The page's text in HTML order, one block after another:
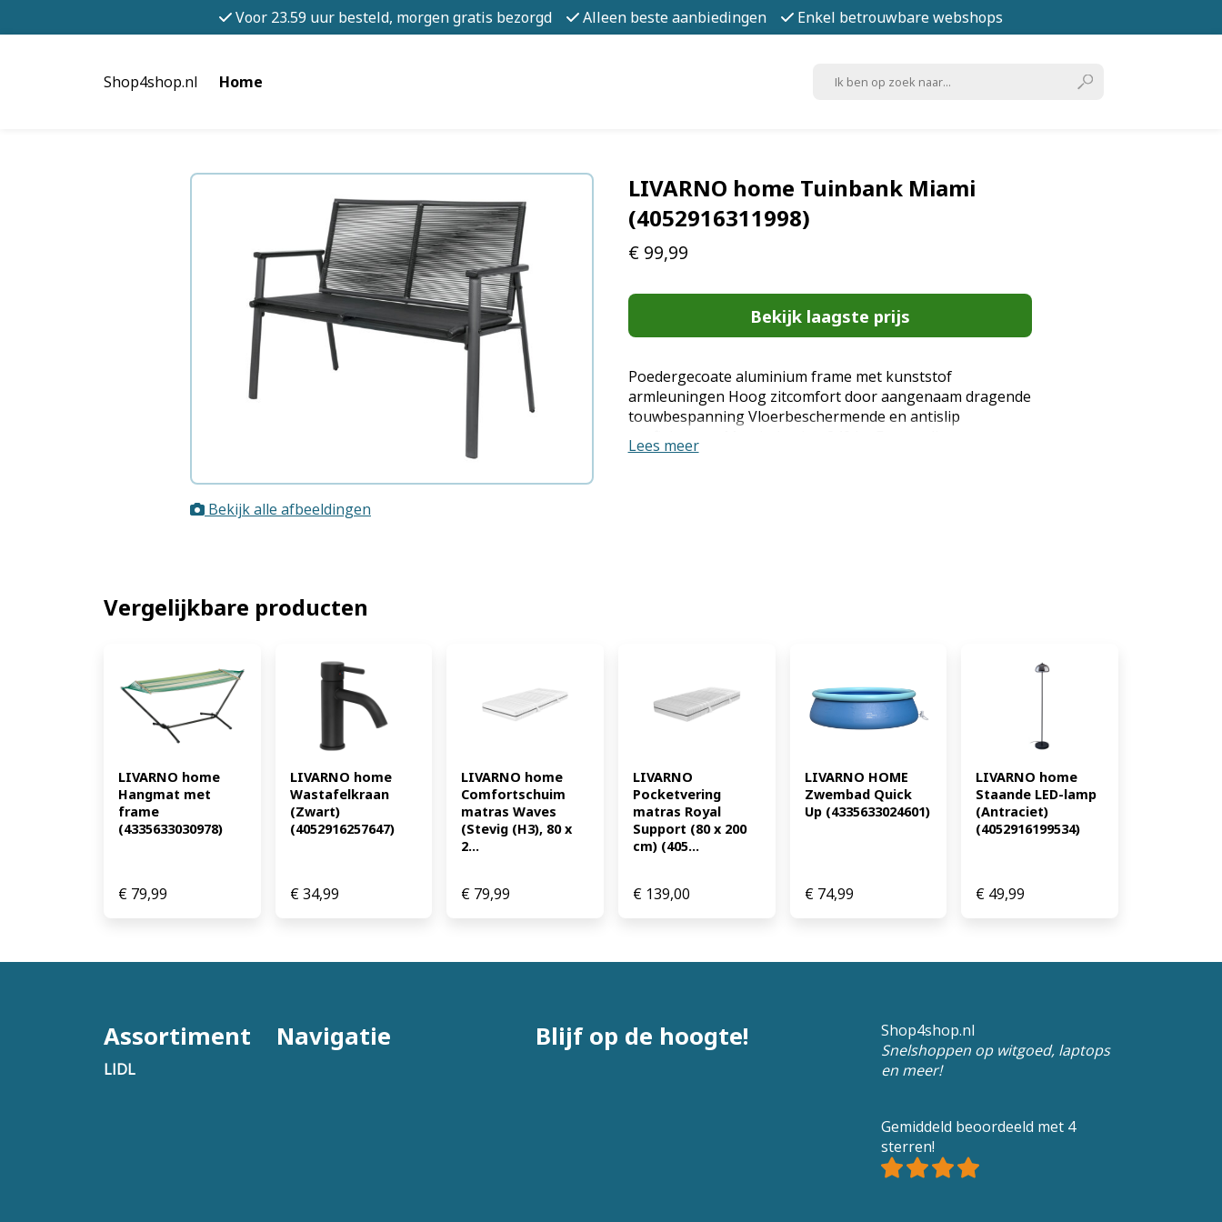
Voor 23.59 uur besteld, morgen gratis bezorgd Alleen beste aanbiedingen Enkel betrouwbare webshops
Shop4shop.nl Home
Bekijk alle afbeeldingen
LIVARNO home Tuinbank Miami
(4052916311998)
€ 99,99
Bekijk laagste prijs
Poedergecoate aluminium frame met kunststof
armleuningen Hoog zitcomfort door aangenaam dragende
touwbespanning Vloerbeschermende en antislip
profielvoeten Max. belasting 240 kg Eenvoudige montage
Weerbestendig en UV-bestendig GS gecertificeerd Bekijk
Lees meer
Vergelijkbare producten
LIVARNO home
Hangmat met
frame
(4335633030978)
€ 79,99
LIVARNO home
Wastafelkraan
(Zwart)
(4052916257647)
€34,99
LIVARNO home
Comfortschuim
matras Waves
(Stevig (H3), 80 x
2...
€ 79,99
LIVARNO
Pocketvering
matras Royal
Support (80 x 200
cm) (405...
€139,00
LIVARNO HOME
Zwembad Quick
Up (4335633024601)
€74,99
LIVARNO home
Staande LED-lamp
(Antraciet)
(4052916199534)
€ 49,99
Assortiment
LIDL
Navigatie Blijf op de hoogte!
Shop4shop.nl
Snelshoppen op witgoed, laptops
en meer!
Gemiddeld beoordeeld met 4
sterren!